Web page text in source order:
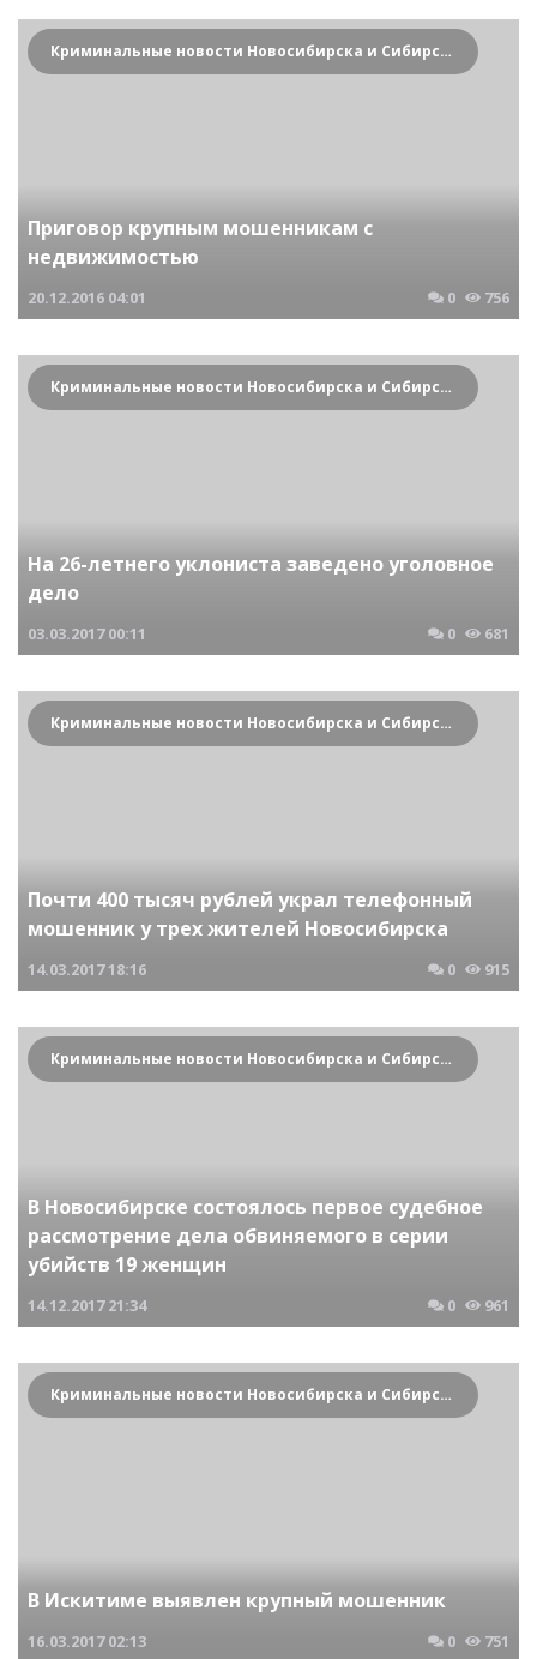
Криминальные новости Новосибирска и Сибирского региона
Приговор крупным мошенникам с
недвижимостью
20.12.2016 04:01 0 756
Криминальные новости Новосибирска и Сибирского региона
На 26-летнего уклониста заведено уголовное
дело
03.03.2017 00:11 0 681
Криминальные новости Новосибирска и Сибирского региона
Почти 400 тысяч рублей украл телефонный
мошенник у трех жителей Новосибирска
14.03.201718:16 0 915
Криминальные новости Новосибирска и Сибирского региона
В Новосибирске состоялось первое судебное
рассмотрение дела обвиняемого в серии
убийств 19 женщин
14.12.2017 21:34 0 961
Криминальные новости Новосибирска и Сибирского региона
В Искитиме выявлен крупный мошенник
16.03.2017 02:13 0 751